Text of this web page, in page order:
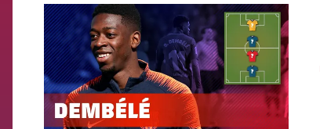
FCB Barcelona badge